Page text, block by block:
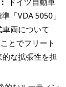
「VDA 5050」
両について
とでフリート
な拡張性を担